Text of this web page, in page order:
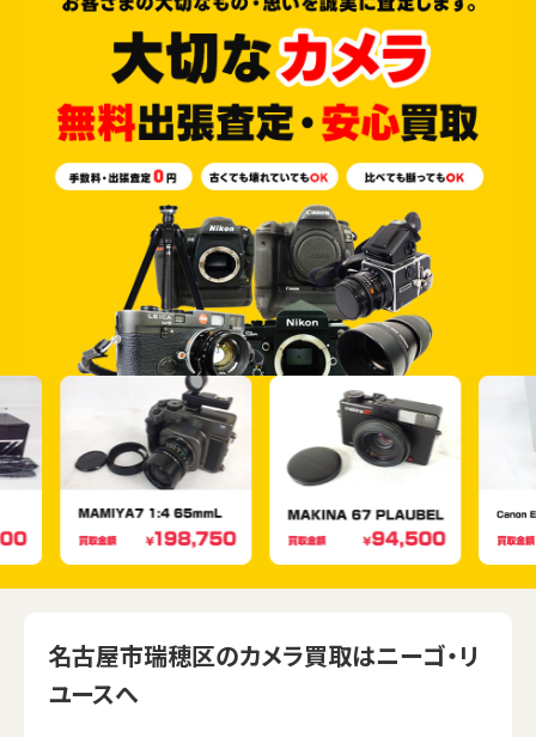
名古屋市瑞穂区のカメラ買取はニーゴ・リ
ユースへ